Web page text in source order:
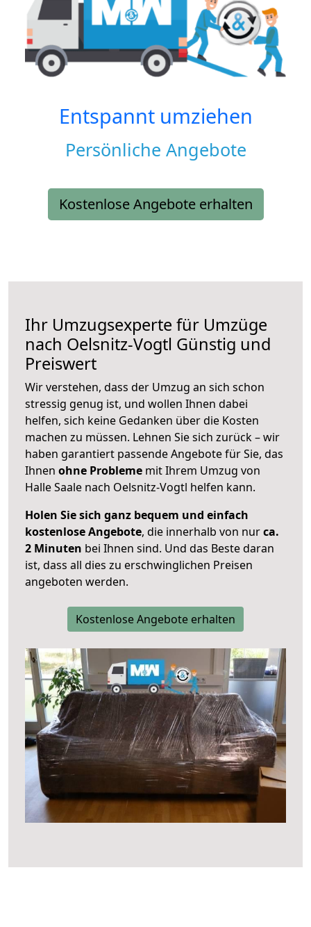
Entspannt umziehen
Persönliche Angebote
Kostenlose Angebote erhalten
Ihr Umzugsexperte für Umzüge
nach Oelsnitz-Vogtl Günstig und
Preiswert
Wir verstehen, dass der Umzug an sich schon
stressig genug ist, und wollen Ihnen dabei
helfen, sich keine Gedanken über die Kosten
machen zu müssen. Lehnen Sie sich zurück – wir
haben garantiert passende Angebote für Sie, das
Ihnen ohne Probleme mit Ihrem Umzug von
Halle Saale nach Oelsnitz-Vogtl helfen kann.
Holen Sie sich ganz bequem und einfach
kostenlose Angebote, die innerhalb von nurca.
2 Minuten bei Ihnen sind. Und das Beste daran
ist, dass all dies zu erschwinglichen Preisen
angeboten werden.
Kostenlose Angebote erhalten